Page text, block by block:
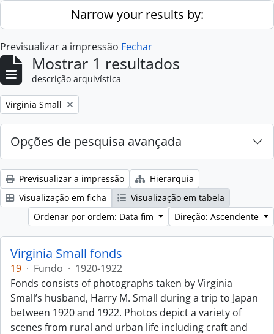
Skip to main contentNarrow your results by:
Previsualizar a impressão Fechar
Mostrar 1 resultados
descrição arquivística
Remove filter:
Virginia Small
Opções de pesquisa avançada
Previsualizar a impressão
Hierarquia
Visualização em ficha
Visualização em tabela
Ordenar por ordem: Data fim
Direção: Ascendente
Virginia Small fonds
19 · Fundo · 1920-1922
Fonds consists of photographs taken by Virginia
Small’s husband, Harry M. Small during a trip to Japan
between 1920 and 1922. Photos depict a variety of
scenes from rural and urban life including craft and